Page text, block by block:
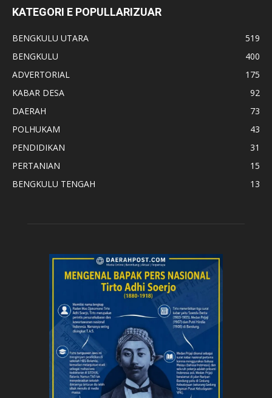
KATEGORI E POPULLARIZUAR
BENGKULU UTARA
519
BENGKULU
400
ADVERTORIAL
175
KABAR DESA
92
DAERAH
73
POLHUKAM
43
PENDIDIKAN
31
PERTANIAN
15
BENGKULU TENGAH
13